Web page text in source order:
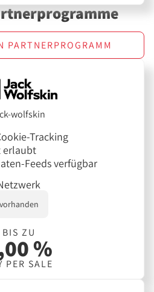
PARTNERPROGRAMM
wolfskin
Tracking
erlaubt
Feeds verfügbar
vorhanden
BIS ZU
%
PER SALE